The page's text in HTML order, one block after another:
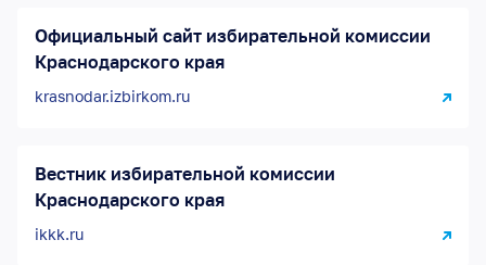
Официальный сайт избирательной комиссии
Краснодарского края
krasnodar.izbirkom.ru
Вестник избирательной комиссии
Краснодарского края
ikkk.ru